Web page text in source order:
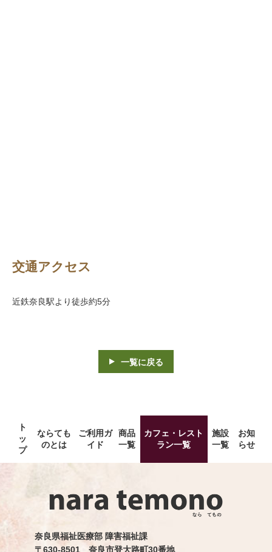
交通アクセス
近鉄奈良駅より徒歩約5分
一覧に戻る
ト
ッ
プ
ならても
のとは
ご利用ガ
イド
商品
一覧
カフェ・レスト
ラン一覧
施設
一覧
お知
らせ
奈良県福祉医療部 障害福祉課
〒630-8501 奈良市登大路町30番地